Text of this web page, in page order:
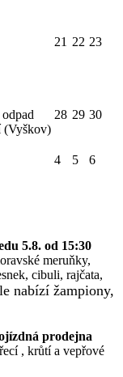
21 22 23
(Vyškov)
28 29 30
4 5
6
5.8. od 15:30
meruňky,
cibuli, rajčata,
nabízí žampiony,
prodejna
, krůtí a vepřové